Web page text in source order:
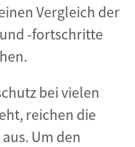
Vergleich der
-fortschritte
bei vielen
reichen die
Um den